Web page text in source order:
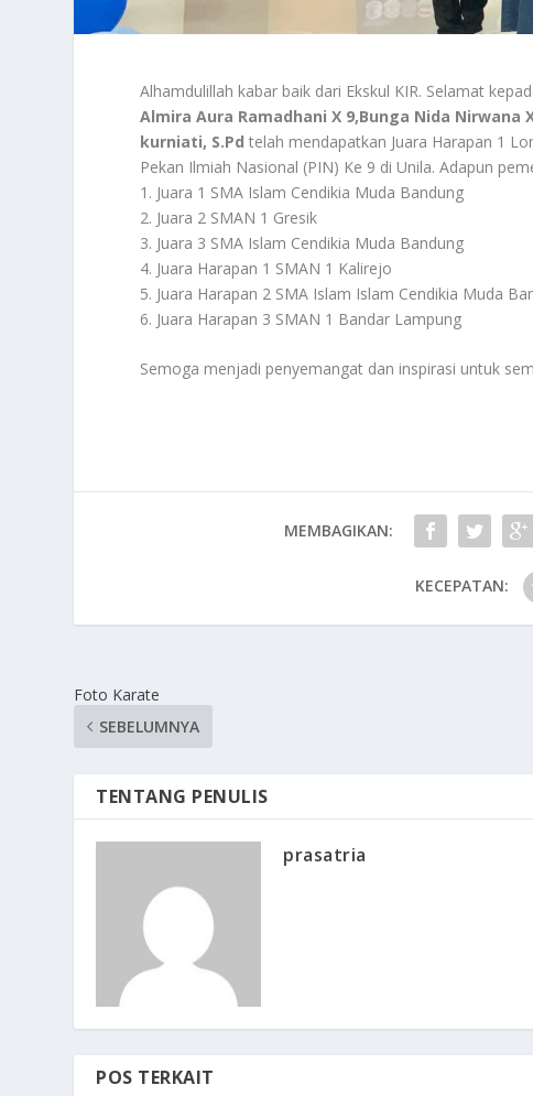
Alhamdulillah kabar baik dari Ekskul KIR. Selamat
Almira Aura Ramadhani X 9,Bunga Nida Nirwana
kurniati, S.Pd telah mendapatkan Juara Harapan 1
Pekan Ilmiah Nasional (PIN) Ke 9 di Unila. Adapun
1. Juara 1 SMA Islam Cendikia Muda Bandung
2. Juara 2 SMAN 1 Gresik
3. Juara 3 SMA Islam Cendikia Muda Bandung
4. Juara Harapan 1 SMAN 1 Kalirejo
5. Juara Harapan 2 SMA Islam Islam Cendikia Muda
6. Juara Harapan 3 SMAN 1 Bandar Lampung
Semoga menjadi penyemangat dan inspirasi untuk
MEMBAGIKAN:
KECEPATAN:
Foto Karate
SEBELUMNYA
TENTANG PENULIS
prasatria
POS TERKAIT